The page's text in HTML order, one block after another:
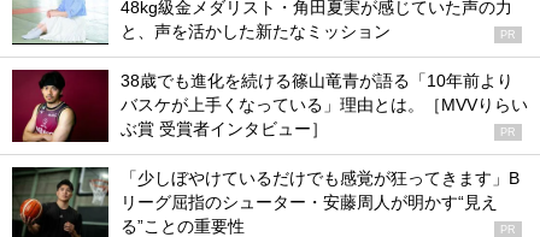
48kg級金メダリスト・角田夏実が感じていた声の力
と、声を活かした新たなミッション
PR
38歳でも進化を続ける篠山竜青が語る「10年前より
バスケが上手くなっている」理由とは。［MVVりらい
ぶ賞 受賞者インタビュー］
PR
「少しぼやけているだけでも感覚が狂ってきます」B
リーグ屈指のシューター・安藤周人が明かす“見え
る”ことの重要性
PR